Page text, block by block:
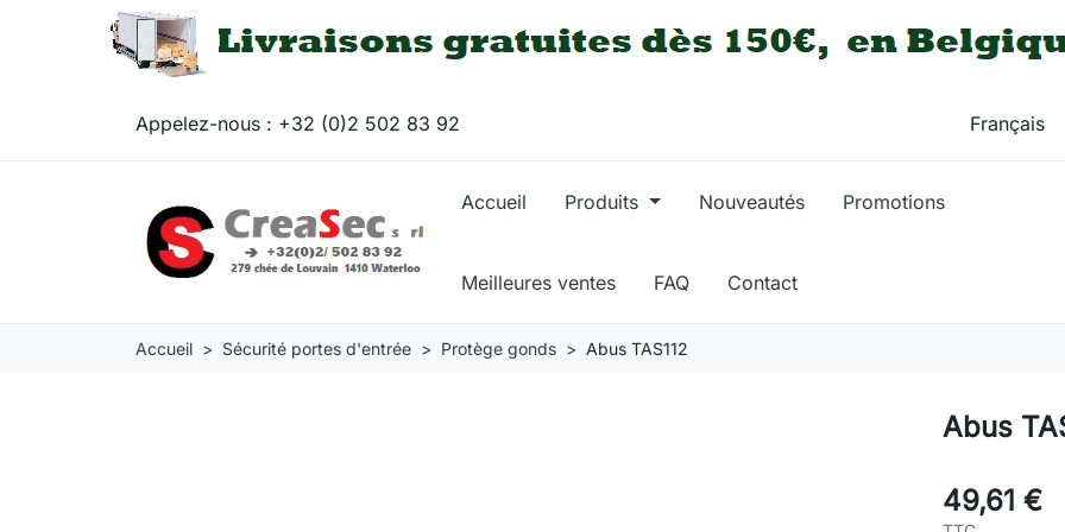
Appelez-nous : +32 (0)2 502 83 92
Accueil Produits Nouveautés Promotions
Meilleures ventes FAQ Contact
Accueil Sécurité portes d'entrée Protège gonds Abus TAS112
Abus
49,61 €